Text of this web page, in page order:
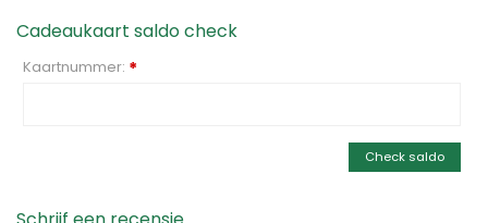
Cadeaukaart saldo check
Kaartnummer: *
Check saldo